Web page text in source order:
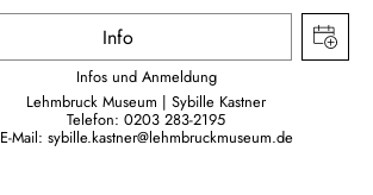
Info
Infos und Anmeldung
Lehmbruck Museum | Sybille Kastner
Telefon: 0203 283-2195
E-Mail: sybille.kastner@lehmbruckmuseum.de